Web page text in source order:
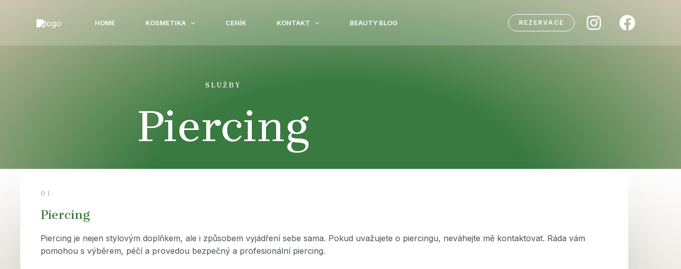
HOME KOSMETIKA CENÍK KONTAKT BEAUTY BLOG REZERVACE
SLUŽBY
Piercing
01.
Piercing
Piercing je nejen stylovým doplňkem, ale i způsobem vyjádření sebe sama. Pokud uvažujete o piercingu, neváhejte mě kontaktovat. Ráda vám
pomohou s výběrem, péčí a provedou bezpečný a profesionální piercing.